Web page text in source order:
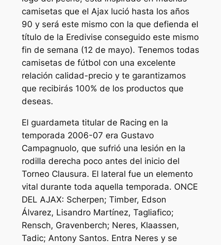
camisetas que el Ajax lució hasta los años
90 y será este mismo con la que defienda el
título de la Eredivise conseguido este mismo
fin de semana (12 de mayo). Tenemos todas
camisetas de fútbol con una excelente
relación calidad-precio y te garantizamos
que recibirás 100% de los productos que
deseas.
El guardameta titular de Racing en la
temporada 2006-07 era Gustavo
Campagnuolo, que sufrió una lesión en la
rodilla derecha poco antes del inicio del
Torneo Clausura. El lateral fue un elemento
vital durante toda aquella temporada. ONCE
DEL AJAX: Scherpen; Timber, Edson
Álvarez, Lisandro Martínez, Tagliafico;
Rensch, Gravenberch; Neres, Klaassen,
Tadic; Antony Santos. Entra Neres y se